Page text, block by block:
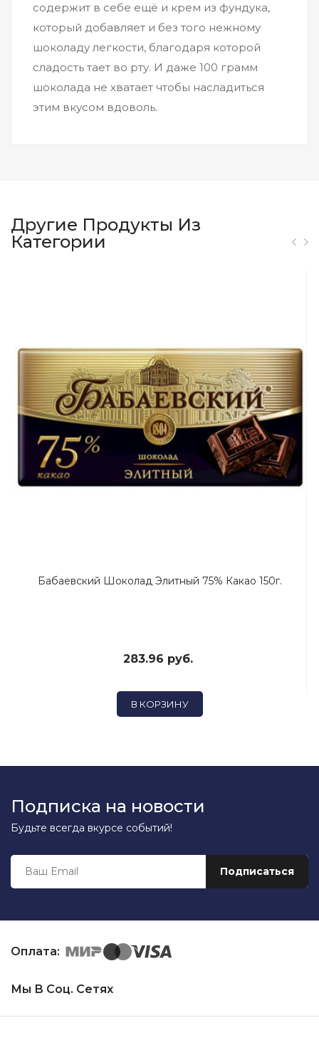
содержит в себе ещё и крем из фундука,
который добавляет и без того нежному
шоколаду легкости, благодаря которой
сладость тает во рту. И даже 100 грамм
шоколада не хватает чтобы насладиться
этим вкусом вдоволь.
Другие Продукты Из
Категории
Бабаевский Шоколад Элитный 75% Какао 150г.
283.96 руб.
В КОРЗИНУ
Подписка на новости
Будьте всегда вкурсе событий!
Оплата:
Мы В Соц. Сетях